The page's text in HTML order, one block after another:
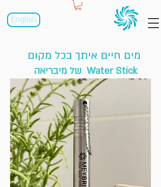
English
מים חיים איתך בכל מקום
Water Stick של מיבריאה